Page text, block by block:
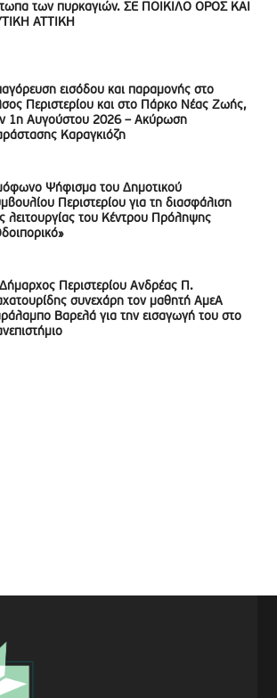
των πυρκαγιών. ΣΕ ΠΟΙΚΙΛΟ ΟΡΟΣ ΚΑΙ
ΑΤΤΙΚΗ
εισόδου και παραμονής στο
Περιστερίου και στο Πάρκο Νέας Ζωής,
1η Αυγούστου 2026 – Ακύρωση
Καραγκιόζη
Ψήφισμα του Δημοτικού
Περιστερίου για τη διασφάλιση
λειτουργίας του Κέντρου Πρόληψης
Περιστερίου Ανδρέας Π.
συνεχάρη τον μαθητή ΑμεΑ
Βαρελά για την εισαγωγή του στο